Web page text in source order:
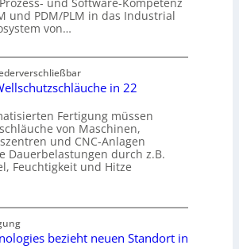
und Software-Kompetenz
und PDM/PLM in das Industrial
von…
in 22
Fertigung müssen
von Maschinen,
und CNC-Anlagen
Dauerbelastungen durch z.B.
Feuchtigkeit und Hitze
bezieht neuen Standort in